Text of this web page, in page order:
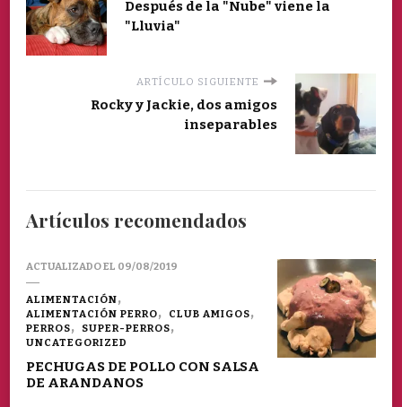
Después de la "Nube" viene la
"Lluvia"
ARTÍCULO SIGUIENTE
Rocky y Jackie, dos amigos
inseparables
Artículos recomendados
ACTUALIZADO EL 09/08/2019
ALIMENTACIÓN
ALIMENTACIÓN PERRO
CLUB AMIGOS
PERROS
SUPER-PERROS
UNCATEGORIZED
PECHUGAS DE POLLO CON SALSA
DE ARANDANOS